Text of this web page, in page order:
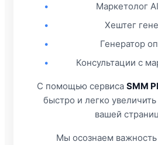
•
Маркетолог
•
Хештег
•
Генератор
•
Консультации с
С помощью сервиса SMM
быстро и легко
вашей
Мы осознаем